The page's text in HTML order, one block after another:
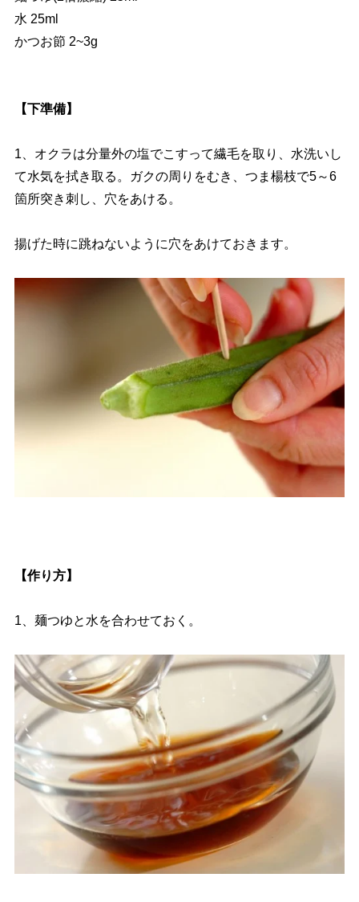
水 25ml
かつお節 2~3g
【下準備】
1、オクラは分量外の塩でこすって繊毛を取り、水洗いし
て水気を拭き取る。ガクの周りをむき、つま楊枝で5～6
箇所突き刺し、穴をあける。
揚げた時に跳ねないように穴をあけておきます。
【作り方】
1、麺つゆと水を合わせておく。